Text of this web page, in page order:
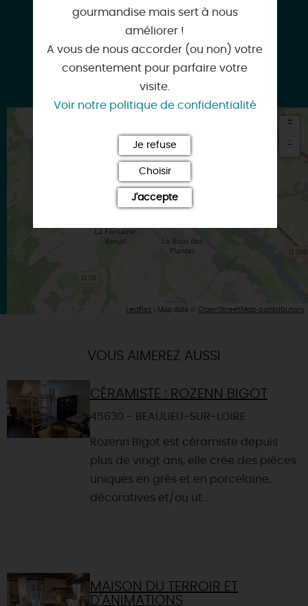
s-y-l-v-i-e@live.fr
www.airbnb.fr
Itinéraire vers
CHATILLON-SUR-LOIRE
+
-
Leaflet | Map data © OpenStreetMap contributors
VOUS AIMEREZ AUSSI
CÉRAMISTE : ROZENN BIGOT
45630 - BEAULIEU-SUR-LOIRE
Rozenn Bigot est céramiste depuis
plus de vingt ans, elle crée des pièces
uniques en grès et en porcelaine,
décoratives et/ou ut...
MAISON DU TERROIR ET
D'ANIMATIONS
gourmandise mais sert à nous
améliorer !
A vous de nous accorder (ou non) votre
consentement pour parfaire votre
visite.
Voir notre politique de confidentialité
Je refuse
Choisir
J'accepte